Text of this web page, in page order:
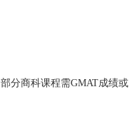
分商科课程需GMAT成绩或